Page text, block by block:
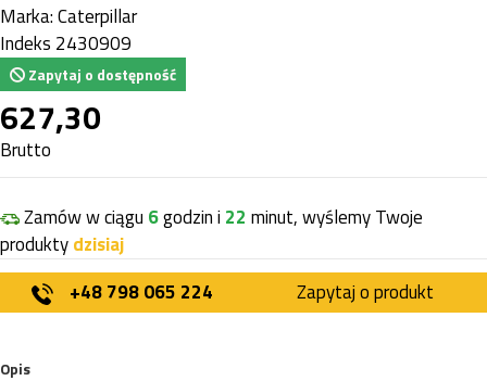
Marka:Caterpillar
Indeks 2430909
Zapytaj o dostępność
627,30
Brutto
Zamów w ciągu 6godzin i 22 minut, wyślemy Twoje
produktydzisiaj
+48 798 065 224
Zapytaj o produkt
Opis